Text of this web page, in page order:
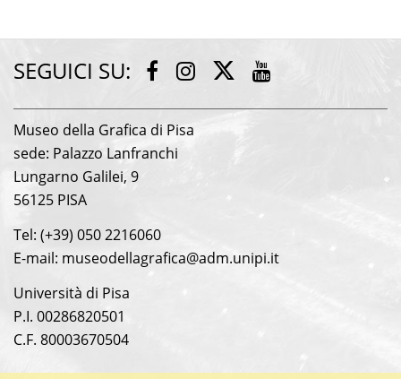
SEGUICI SU: Facebook
Instagram
Twitter
Museo della Grafica di Pisa
sede: Palazzo Lanfranchi
Lungarno Galilei, 9
56125 PISA
Tel: (+39) 050 2216060
E-mail: museodellagrafica@adm.unipi.it
Università di Pisa
P.I. 00286820501
C.F. 80003670504